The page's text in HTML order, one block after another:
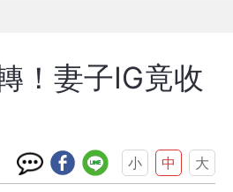
！妻子IG竟收
小 中 大